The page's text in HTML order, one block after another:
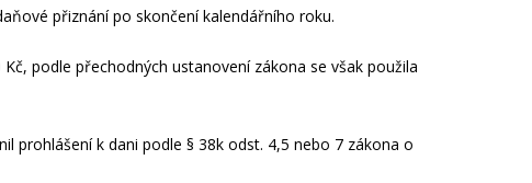
přiznání po skončení kalendářního roku.
podle přechodných ustanovení zákona se však použila
prohlášení k dani podle § 38k odst. 4,5 nebo 7 zákona o